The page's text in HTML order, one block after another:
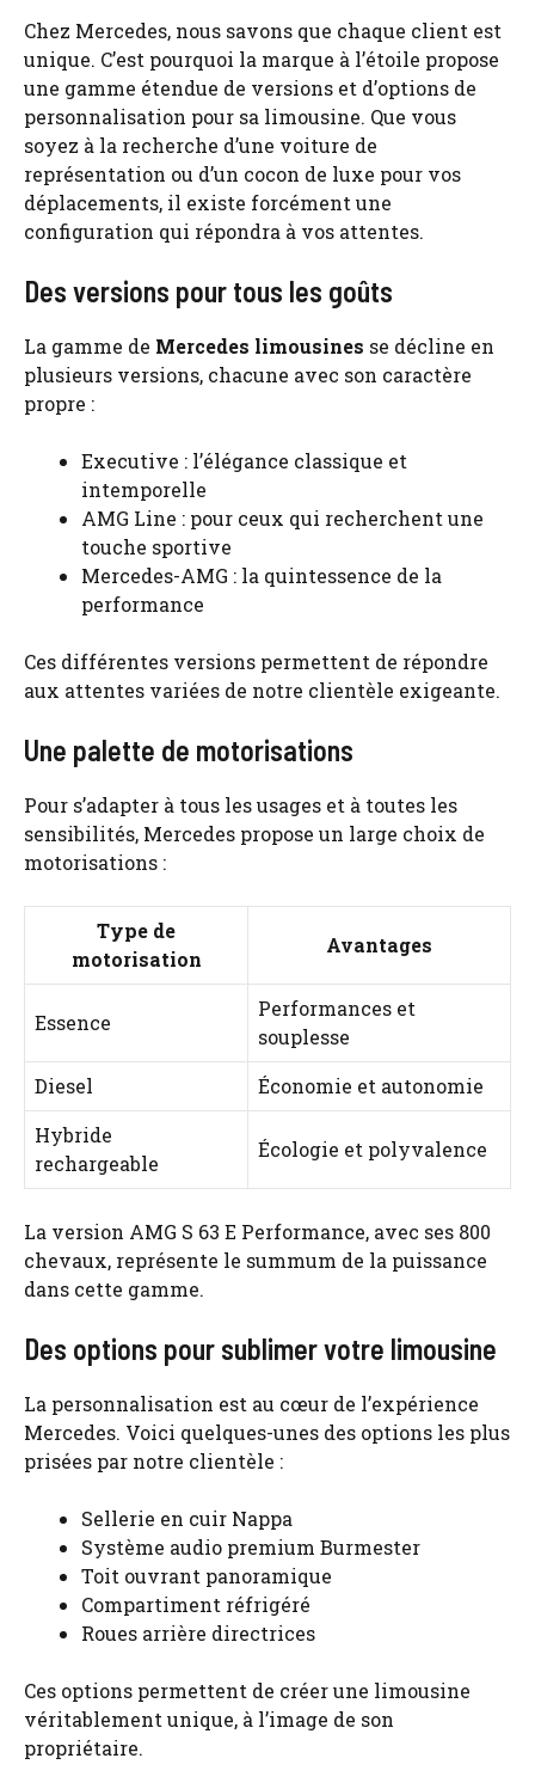
Chez Mercedes, nous savons que chaque client est
unique. C’est pourquoi la marque à l’étoile propose
une gamme étendue de versions et d’options de
personnalisation pour sa limousine. Que vous
soyez à la recherche d’une voiture de
représentation ou d’un cocon de luxe pour vos
déplacements, il existe forcément une
configuration qui répondra à vos attentes.
Des versions pour tous les goûts
La gamme de Mercedes limousines se décline en
plusieurs versions, chacune avec son caractère
propre :
Executive : l’élégance classique et
intemporelle
AMG Line : pour ceux qui recherchent une
touche sportive
Mercedes-AMG : la quintessence de la
performance
Ces différentes versions permettent de répondre
aux attentes variées de notre clientèle exigeante.
Une palette de motorisations
Pour s’adapter à tous les usages et à toutes les
sensibilités, Mercedes propose un large choix de
motorisations :
Type de
motorisation
Avantages
Essence
Performances et
souplesse
Diesel
Économie et autonomie
Hybride
rechargeable
Écologie et polyvalence
La version AMG S 63 E Performance, avec ses 800
chevaux, représente le summum de la puissance
dans cette gamme.
Des options pour sublimer votre limousine
La personnalisation est au cœur de l’expérience
Mercedes. Voici quelques-unes des options les plus
prisées par notre clientèle :
Sellerie en cuir Nappa
Système audio premium Burmester
Toit ouvrant panoramique
Compartiment réfrigéré
Roues arrière directrices
Ces options permettent de créer une limousine
véritablement unique, à l’image de son
propriétaire.